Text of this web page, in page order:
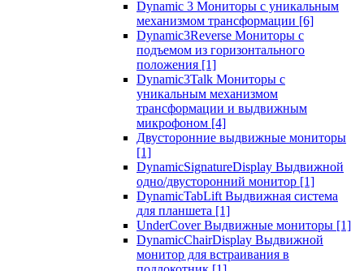
Dynamic 3 Мониторы с уникальным
механизмом трансформации [6]
Dynamic3Reverse Мониторы с
подъемом из горизонтального
положения [1]
Dynamic3Talk Мониторы с
уникальным механизмом
трансформации и выдвижным
микрофоном [4]
Двусторонние выдвижные мониторы
[1]
DynamicSignatureDisplay Выдвижной
одно/двусторонний монитор [1]
DynamicTabLift Выдвижная система
для планшета [1]
UnderCover Выдвижные мониторы [1]
DynamicChairDisplay Выдвижной
монитор для встраивания в